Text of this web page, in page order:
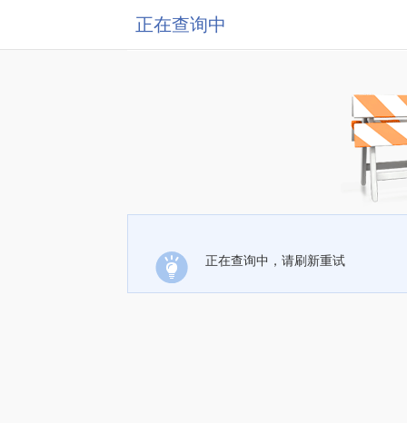
正在查询中
正在查询中，请刷新重试